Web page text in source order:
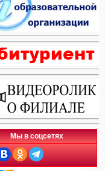
Мы в соцсетях